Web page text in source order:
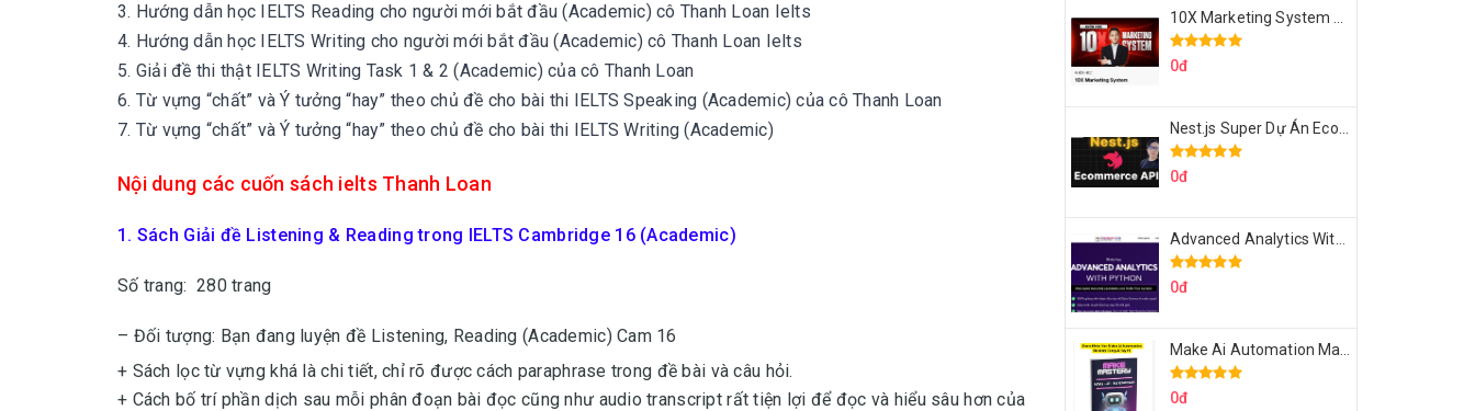
3. Hướng dẫn học IELTS Reading cho người mới bắt đầu (Academic) cô Thanh Loan Ielts
4. Hướng dẫn học IELTS Writing cho người mới bắt đầu (Academic) cô Thanh Loan Ielts
5. Giải đề thi thật IELTS Writing Task 1 & 2 (Academic) của cô Thanh Loan
6. Từ vựng “chất” và Ý tưởng “hay” theo chủ đề cho bài thi IELTS Speaking (Academic) của cô Thanh Loan
7. Từ vựng “chất” và Ý tưởng “hay” theo chủ đề cho bài thi IELTS Writing (Academic)
Nội dung các cuốn sách ielts Thanh Loan
1. Sách Giải đề Listening & Reading trong IELTS Cambridge 16 (Academic)
Số trang: 280 trang
– Đối tượng: Bạn đang luyện đề Listening, Reading (Academic) Cam 16
+ Sách lọc từ vựng khá là chi tiết, chỉ rõ được cách paraphrase trong đề bài và câu hỏi.
+ Cách bố trí phần dịch sau mỗi phân đoạn bài đọc cũng như audio transcript rất tiện lợi để đọc và hiểu sâu hơn của
0đ
0đ
0đ
0đ